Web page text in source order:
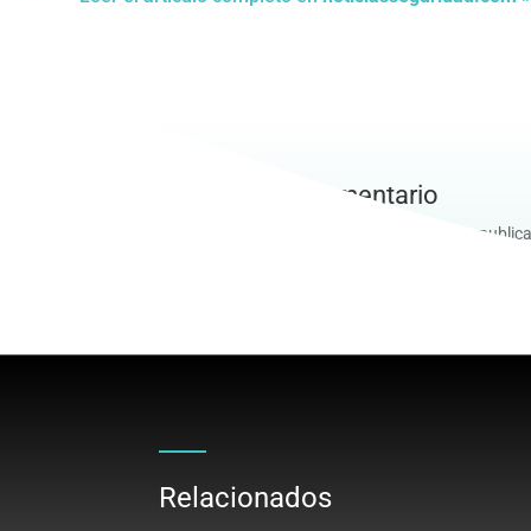
Enviar un comentario
para
Relacionados